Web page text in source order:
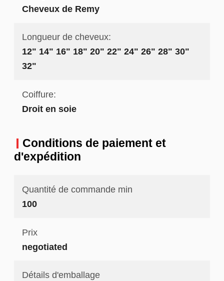
Cheveux de Remy
Longueur de cheveux:
12" 14" 16" 18" 20" 22" 24" 26" 28" 30"
32"
Coiffure:
Droit en soie
Conditions de paiement et
d'expédition
Quantité de commande min
100
Prix
negotiated
Détails d'emballage